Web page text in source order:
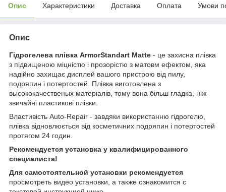
Опис Характеристики Доставка Оплата Умови
Опис
Гідрогелева плівка ArmorStandart Matte - це захисна плівка
з підвищеною міцністю і прозорістю з матовм ефектом, яка
надійно захищає дисплей вашого пристрою від пилу,
подряпин і потертостей. Плівка виготовлена з
высококачественых матеріалів, тому вона більш гладка, ніж
звичайні пластикові плівки.
Властивість Auto-Repair - завдяки використанню гідрогелю,
плівка відновлюється від косметичних подряпин і потертостей
протягом 24 годин.
Рекомендуется установка у квалифицированного
специалиста!
Для самостоятельной установки рекомендуется
просмотреть видео установки, а также ознакомится с